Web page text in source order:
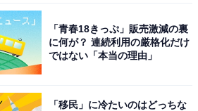
「青春18きっぷ」販売激減の裏
に何が？ 連続利用の厳格化だけ
ではない「本当の理由」
「移民」に冷たいのはどっちな